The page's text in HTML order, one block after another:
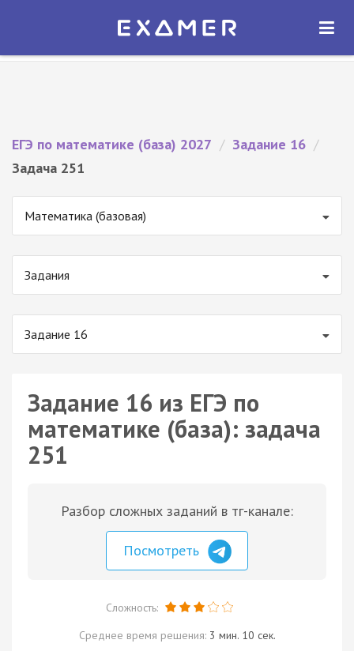
Экзамер — ЕГЭ 2027
ОТКРЫТЬ
ЕГЭ по математике (база) 2027 / Задание 16 /
Задача 251
Математика (базовая)
Задания
Задание 16
Задание 16 из ЕГЭ по
математике (база): задача
251
Разбор сложных заданий в тг-канале:
Посмотреть
Сложность:
Среднее время решения: 3 мин. 10 сек.